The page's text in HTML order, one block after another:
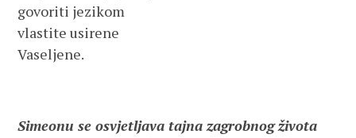
govoriti jezikom
vlastite usirene
Vaseljene.
Simeonu se osvjetljava tajna zagrobnog života